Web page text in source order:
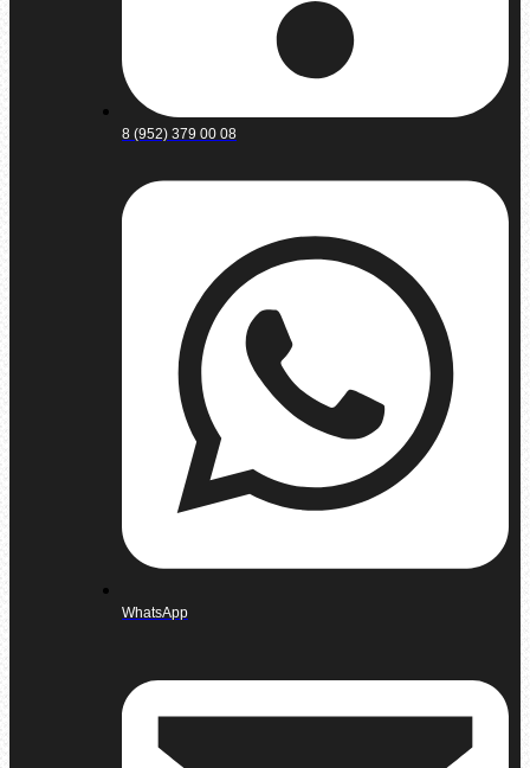
8 (952) 379 00 08
WhatsApp